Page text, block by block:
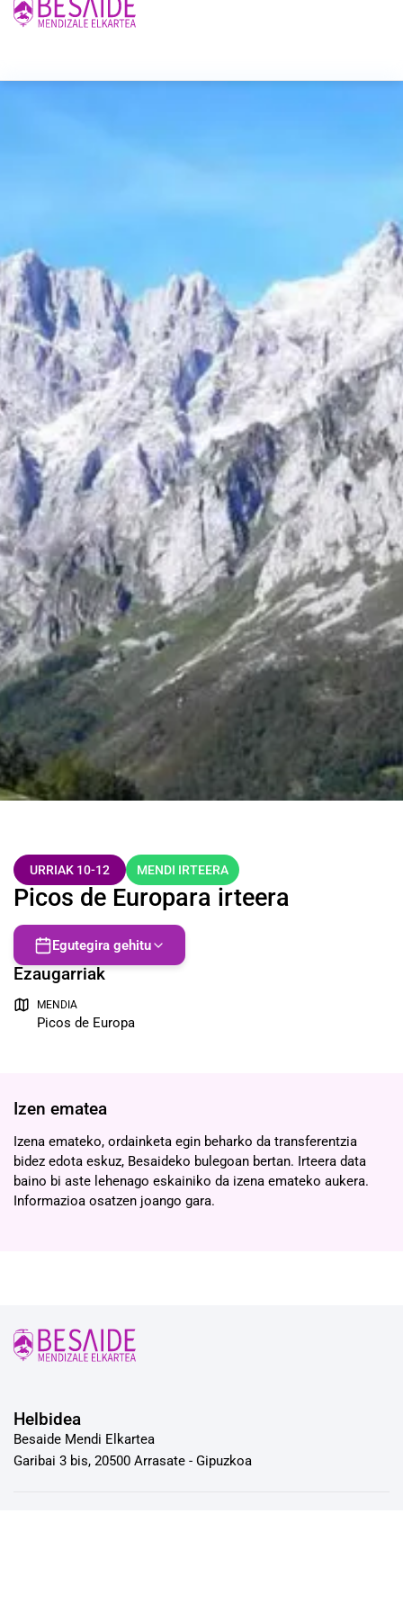
URRIAK 10-12 MENDI IRTEERA
Picos de Europara irteera
Egutegira gehitu
Ezaugarriak
MENDIA
Picos de Europa
Izen ematea
Izena emateko, ordainketa egin beharko da transferentzia
bidez edota eskuz, Besaideko bulegoan bertan. Irteera data
baino bi aste lehenago eskainiko da izena emateko aukera.
Informazioa osatzen joango gara.
Helbidea
Besaide Mendi Elkartea
Garibai 3 bis, 20500 Arrasate - Gipuzkoa